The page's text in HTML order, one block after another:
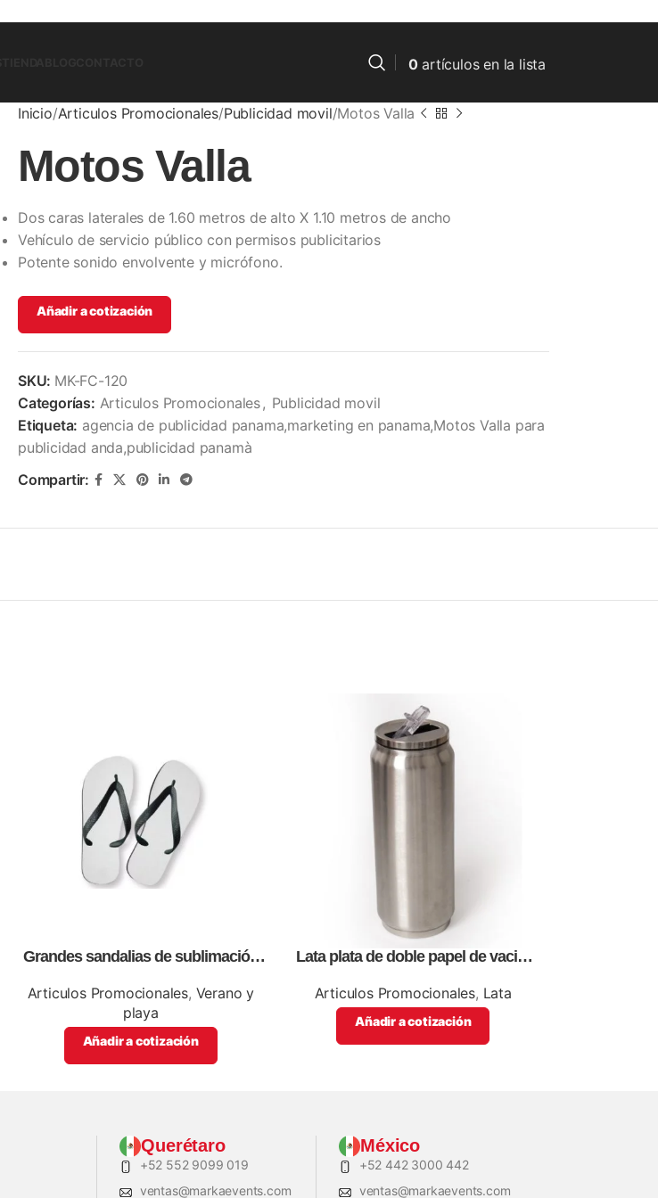
0artículosen la lista
Inicio Articulos Promocionales Publicidad movil Motos Valla
Motos Valla
Dos caras laterales de 1.60 metros de alto X 1.10 metros de ancho
Vehículo de servicio público con permisos publicitarios
Potente sonido envolvente y micrófono.
Añadir a cotización
SKU: MK-FC-120
Categorías: Articulos Promocionales, Publicidad movil
Etiqueta: agencia de publicidad panama,marketing en panama,Motos Valla para
publicidad anda,publicidad panamà
Compartir:
Grandes sandalias de sublimación
logos o información de tu empresa
Articulos Promocionales, Verano y
playa
Añadir a cotización
Lata plata de doble papel de vació,
color
Articulos Promocionales, Lata
Añadir a cotización
Querétaro
+52 552 9099 019
ventas@markaevents.com
México
+52 442 3000 442
ventas@markaevents.com